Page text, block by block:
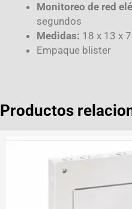
Monitoreo de red
segundos
Medidas: 18 x 13 x
Empaque blister
Productos